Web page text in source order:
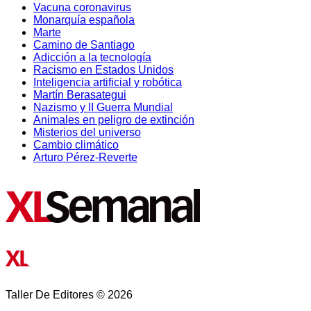
Vacuna coronavirus
Monarquía española
Marte
Camino de Santiago
Adicción a la tecnología
Racismo en Estados Unidos
Inteligencia artificial y robótica
Martín Berasategui
Nazismo y II Guerra Mundial
Animales en peligro de extinción
Misterios del universo
Cambio climático
Arturo Pérez-Reverte
Taller De Editores © 2026